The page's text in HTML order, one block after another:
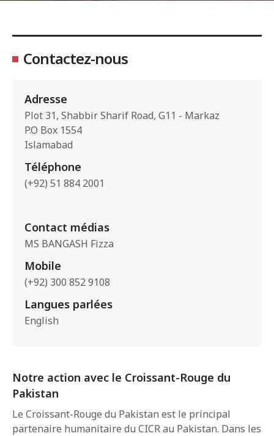
Contactez-nous
Adresse
Plot 31, Shabbir Sharif Road, G11 - Markaz
P.O Box 1554
Islamabad
Téléphone
(+92) 51 884 2001
Contact médias
MS BANGASH Fizza
Mobile
(+92) 300 852 9108
Langues parlées
English
Notre action avec le Croissant-Rouge du
Pakistan
Le Croissant-Rouge du Pakistan est le principal
partenaire humanitaire du CICR au Pakistan. Dans les